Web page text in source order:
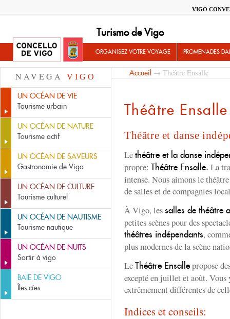
VIGO
Turismo de Vigo
ORGANISEZ VOTRE VOYAGE PROMENADES
NAVEGA VIGO
UN OCÉAN DE VIE
Tourisme urbain
UN OCÉAN DE NATURE
Tourisme actif
UN OCÉAN DE SAVEURS
Gastronomie de Vigo
UN OCÉAN DE CULTURE
Tourisme culturel
UN OCÉAN DE NAUTISME
Tourisme nautique
UN OCÉAN DE NUITS
Sortir à vigo
BAIE DE VIGO
Îles cíes
Accueil → Théâtre Ensalle
Théâtre Ensalle
Théâtre et danse
Lethéâtre et la danse
propre: Théâtre Ensalle. La
intense. Nous aimons le
de salles et de compagnies
À Vigo, lessalles de théâtre
petites scènes pour des
théâtres indépendants,
plus modernes de la scène
LeThéâtre Ensallepropose
excepté en juillet et août.
extrêmement différentes de
Indices et conseils: